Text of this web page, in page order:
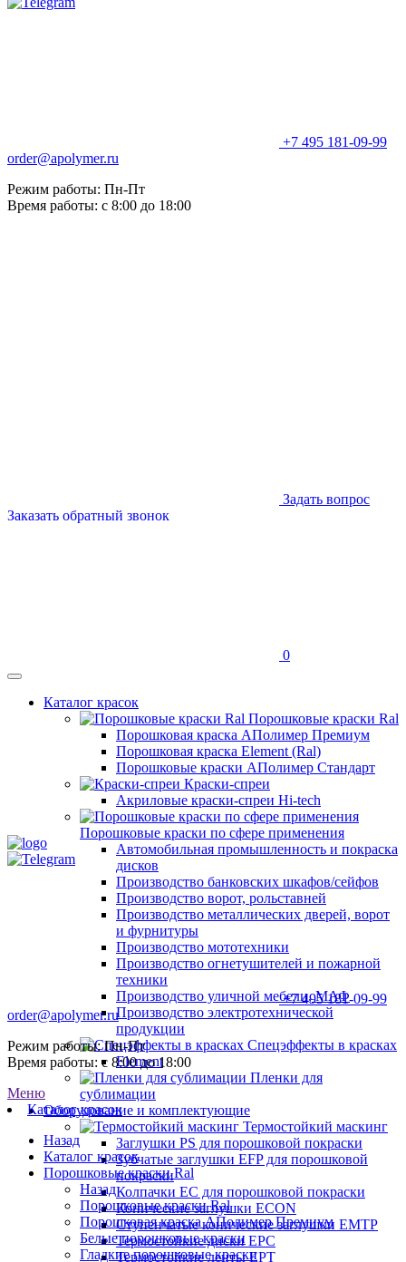
+7 495 181-09-99
order@apolymer.ru
Режим работы: Пн-Пт
Время работы: с 8:00 до 18:00
Задать вопрос
Заказать обратный звонок
0
Каталог красок
Порошковые краски Ral
Порошковая краска АПолимер Премиум
Порошковая краска Element (Ral)
Порошковые краски АПолимер Стандарт
Краски-спреи
Акриловые краски-спреи Hi-tech
Порошковые краски по сфере применения
Автомобильная промышленность и покраска
дисков
Производство банковских шкафов/сейфов
Производство ворот, рольставней
Производство металлических дверей, ворот
и фурнитуры
Производство мототехники
Производство огнетушителей и пожарной
техники
Производство уличной мебели, МАФ
Производство электротехнической
продукции
Спецэффекты в красках
Element
Пленки для
сублимации
Оборудование и комплектующие
Термостойкий маскинг
Заглушки PS для порошковой покраски
Зубчатые заглушки EFP для порошковой
покраски
Колпачки ЕС для порошковой покраски
Конические заглушки ECON
Ступенчатые конические заглушки EMTP
Термостойкие диски EPC
Термостойкие ленты EPT
+7 495 181-09-99
order@apolymer.ru
Режим работы: Пн-Пт
Время работы: с 8:00 до 18:00
Меню
Каталог красок
Назад
Каталог красок
Порошковые краски Ral
Назад
Порошковые краски Ral
Порошковая краска АПолимер Премиум
Белые порошковые краски
Гладкие порошковые краски